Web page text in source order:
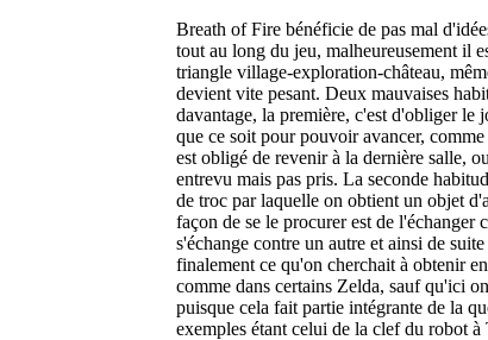
Breath of Fire bénéficie de pas mal
tout au long du jeu, malheureusement il
triangle village-exploration-château,
devient vite pesant. Deux mauvaises
davantage, la première, c'est d'obliger le
que ce soit pour pouvoir avancer,
est obligé de revenir à la dernière salle,
entrevu mais pas pris. La seconde
de troc par laquelle on obtient un objet
façon de se le procurer est de l'échanger
s'échange contre un autre et ainsi de
finalement ce qu'on cherchait à obtenir
comme dans certains Zelda, sauf qu'ici
puisque cela fait partie intégrante de la
exemples étant celui de la clef du robot à